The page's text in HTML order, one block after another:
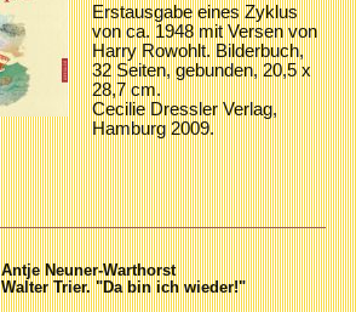
Erstausgabe eines Zyklus
von ca. 1948 mit Versen von
Harry Rowohlt. Bilderbuch,
32 Seiten, gebunden, 20,5 x
28,7 cm.
Cecilie Dressler Verlag,
Hamburg 2009.
Antje Neuner-Warthorst
Walter Trier. "Da bin ich wieder!"